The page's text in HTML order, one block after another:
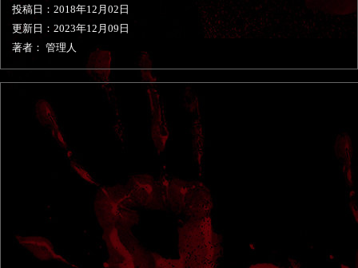
投稿日：2018年12月02日
更新日：2023年12月09日
著者： 管理人